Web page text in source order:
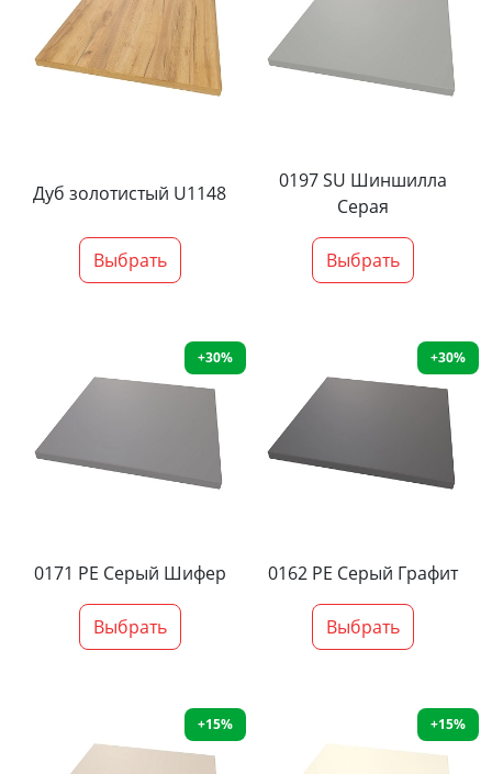
Дуб золотистый U1148
Выбрать
0197 SU Шиншилла
Серая
Выбрать
+30%
0171 PE Серый Шифер
Выбрать
+30%
0162 PE Серый Графит
Выбрать
+15% +15%